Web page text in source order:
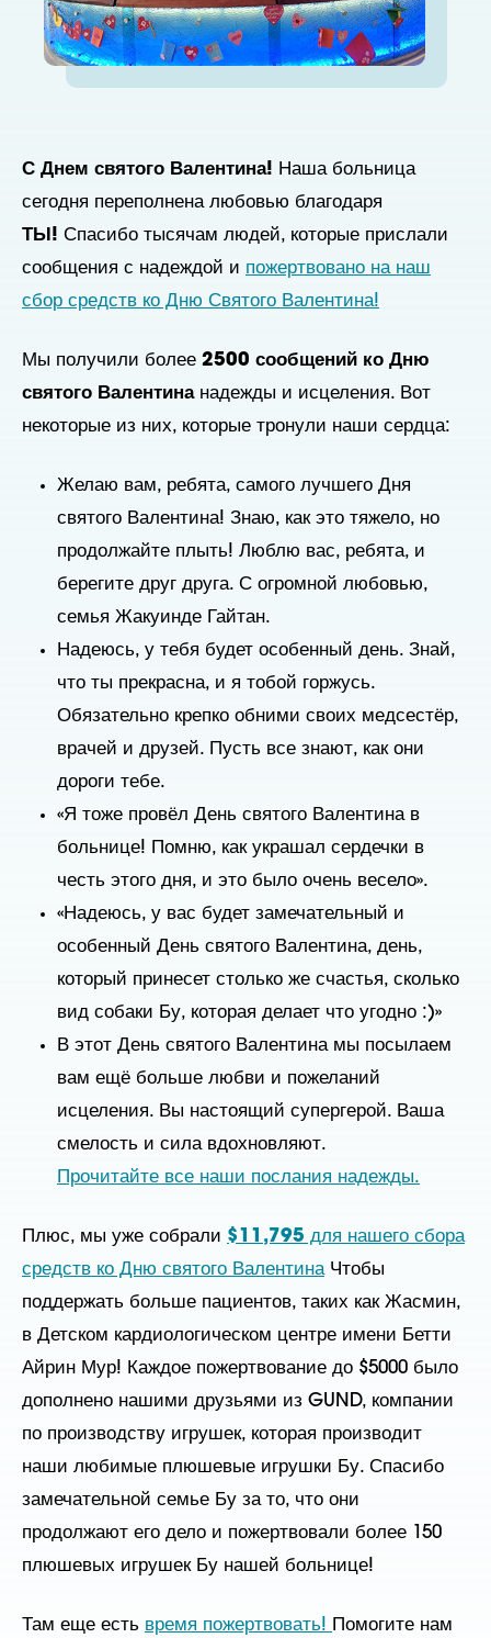
С Днем святого Валентина! Наша больница
сегодня переполнена любовью благодаря
ТЫ! Спасибо тысячам людей, которые прислали
сообщения с надеждой и пожертвовано на наш
сбор средств ко Дню Святого Валентина!
Мы получили более 2500 сообщений ко Дню
святого Валентинанадежды и исцеления. Вот
некоторые из них, которые тронули наши сердца:
Желаю вам, ребята, самого лучшего Дня
святого Валентина! Знаю, как это тяжело, но
продолжайте плыть! Люблю вас, ребята, и
берегите друг друга. С огромной любовью,
семья Жакуинде Гайтан.
Надеюсь, у тебя будет особенный день. Знай,
что ты прекрасна, и я тобой горжусь.
Обязательно крепко обними своих медсестёр,
врачей и друзей. Пусть все знают, как они
дороги тебе.
«Я тоже провёл День святого Валентина в
больнице! Помню, как украшал сердечки в
честь этого дня, и это было очень весело».
«Надеюсь, у вас будет замечательный и
особенный День святого Валентина, день,
который принесет столько же счастья, сколько
вид собаки Бу, которая делает что угодно :)»
В этот День святого Валентина мы посылаем
вам ещё больше любви и пожеланий
исцеления. Вы настоящий супергерой. Ваша
смелость и сила вдохновляют.
Прочитайте все наши послания надежды.
Плюс, мы уже собрали $11,795 для нашего сбора
средств ко Дню святого ВалентинаЧтобы
поддержать больше пациентов, таких как Жасмин,
в Детском кардиологическом центре имени Бетти
Айрин Мур! Каждое пожертвование до $5000 было
дополнено нашими друзьями из GUND, компании
по производству игрушек, которая производит
наши любимые плюшевые игрушки Бу. Спасибо
замечательной семье Бу за то, что они
продолжают его дело и пожертвовали более 150
плюшевых игрушек Бу нашей больнице!
Там еще есть время пожертвовать! Помогите нам